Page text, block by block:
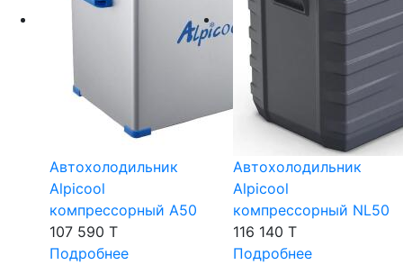
Автохолодильник
Alpicool
компрессорный A50
107 590 T
Подробнее
Автохолодильник
Alpicool
компрессорный NL50
116 140 T
Подробнее